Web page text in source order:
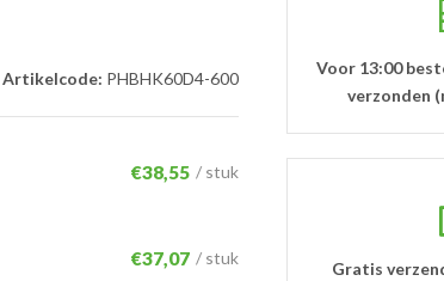
Artikelcode: PHBHK60D4-600
€38,55 / stuk
€37,07 / stuk
Voor 13:00
verzonden
Gratis